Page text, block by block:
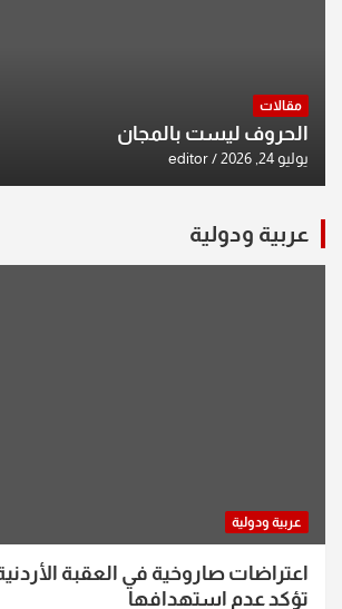
مقالات
الحروف ليست بالمجان
يوليو 24, 2026 editor
عربية ودولية
عربية ودولية
اعتراضات صاروخية في العقبة
تؤكد عدم استهدافها